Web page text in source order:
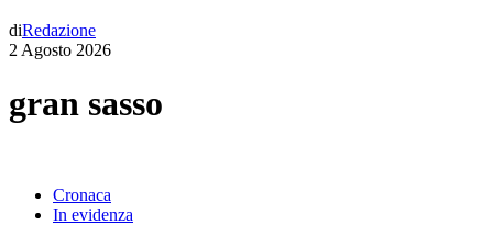
diRedazione
2 Agosto 2026
gran sasso
Cronaca
In evidenza